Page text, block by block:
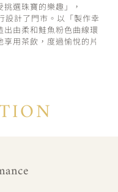
選珠寶的樂趣」，
設計了門市。以「製作幸
由柔和鮭魚粉色曲線環
用茶飲，度過愉悅的片